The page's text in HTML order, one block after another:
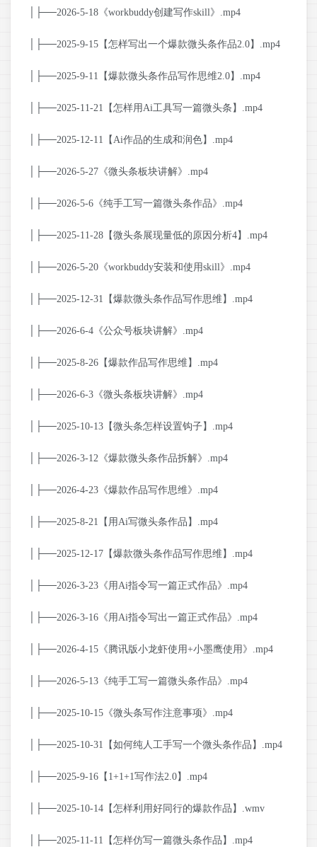
│├──2026-5-18《workbuddy创建写作skill》.mp4
│├──2025-9-15【怎样写出一个爆款微头条作品2.0】.mp4
│├──2025-9-11【爆款微头条作品写作思维2.0】.mp4
│├──2025-11-21【怎样用Ai工具写一篇微头条】.mp4
│├──2025-12-11【Ai作品的生成和润色】.mp4
│├──2026-5-27《微头条板块讲解》.mp4
│├──2026-5-6《纯手工写一篇微头条作品》.mp4
│├──2025-11-28【微头条展现量低的原因分析4】.mp4
│├──2026-5-20《workbuddy安装和使用skill》.mp4
│├──2025-12-31【爆款微头条作品写作思维】.mp4
│├──2026-6-4《公众号板块讲解》.mp4
│├──2025-8-26【爆款作品写作思维】.mp4
│├──2026-6-3《微头条板块讲解》.mp4
│├──2025-10-13【微头条怎样设置钩子】.mp4
│├──2026-3-12《爆款微头条作品拆解》.mp4
│├──2026-4-23《爆款作品写作思维》.mp4
│├──2025-8-21【用Ai写微头条作品】.mp4
│├──2025-12-17【爆款微头条作品写作思维】.mp4
│├──2026-3-23《用Ai指令写一篇正式作品》.mp4
│├──2026-3-16《用Ai指令写出一篇正式作品》.mp4
│├──2026-4-15《腾讯版小龙虾使用+小墨鹰使用》.mp4
│├──2026-5-13《纯手工写一篇微头条作品》.mp4
│├──2025-10-15《微头条写作注意事项》.mp4
│├──2025-10-31【如何纯人工手写一个微头条作品】.mp4
│├──2025-9-16【1+1+1写作法2.0】.mp4
│├──2025-10-14【怎样利用好同行的爆款作品】.wmv
│├──2025-11-11【怎样仿写一篇微头条作品】.mp4